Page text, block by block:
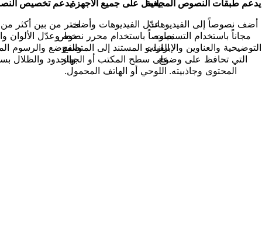
يدعم طبقات النصوص المجانية
أضف نصوصاً إلى الفيديوهات
مجاناً باستخدام التسميات
التوضيحية والعناوين والإبرازات
التي تحافظ على وضوح
المحتوى وجاذبيته.
يعمل على جميع الأجهزة
عدّل الفيديوهات وأضف
نصوصاً باستخدام محرر نصوص
الفيديو المستند إلى المتصفح
على سطح المكتب أو الجهاز
اللوحي أو الهاتف المحمول.
يدعم تخصيص
خط وعدّل الألوان
والموضع والرسوم
والحدود والظلال